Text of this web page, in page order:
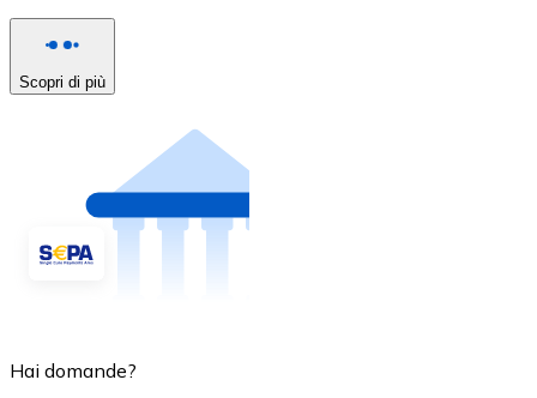
Scopri di più
Hai domande?